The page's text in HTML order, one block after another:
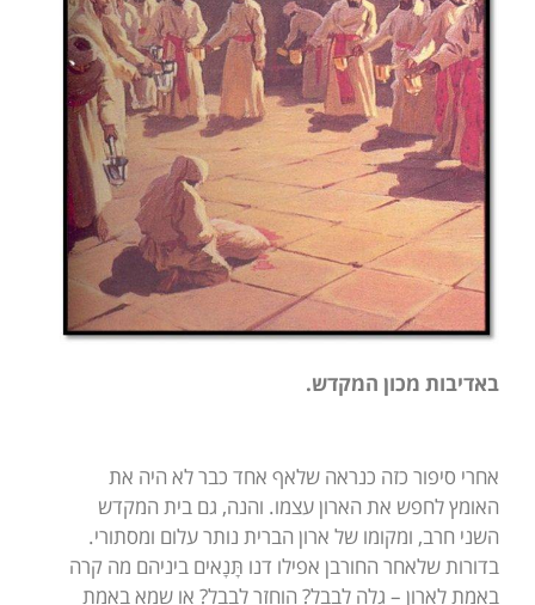
באדיבות מכון המקדש.
אחרי סיפור כזה כנראה שלאף אחד כבר לא היה את
האומץ לחפש את הארון עצמו. והנה, גם בית המקדש
השני חרב, ומקומו של ארון הברית נותר עלום ומסתורי.
בדורות שלאחר החורבן אפילו דנו תָּנָאים ביניהם מה קרה
באמת לארון – גלה לבבל? הוחזר לבבל? או שמא באמת